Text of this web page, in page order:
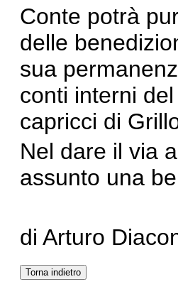
Conte potrà
delle
sua
conti interni
capricci di
Nel dare il via
assunto una
di Arturo